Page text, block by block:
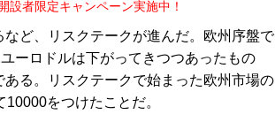
設者限定キャンペーン実施中！
ど、リスクテークが進んだ。欧州序盤で
ーロドルは下がってきつつあったもの
る。リスクテークで始まった欧州市場の
をつけたことだ。